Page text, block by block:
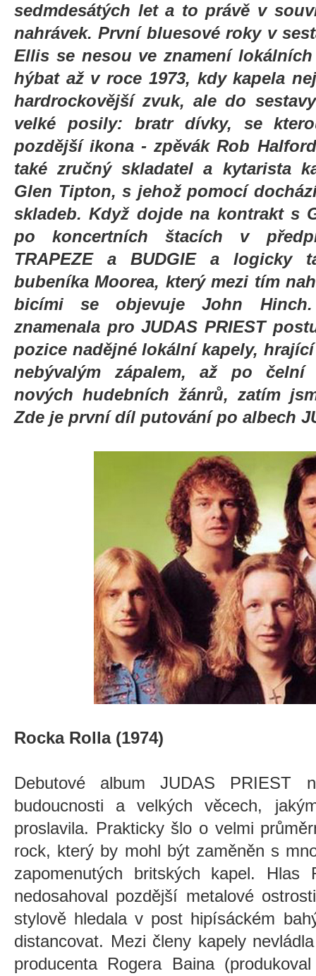
sedmdesátých let a to právě v
nahrávek. První bluesové roky v
Ellis se nesou ve znamení
hýbat až v roce 1973, kdy kapela
hardrockovější zvuk, ale do
velké posily: bratr dívky, se
pozdější ikona - zpěvák Rob
také zručný skladatel a kytarista
Glen Tipton, s jehož pomocí
skladeb. Když dojde na kontrakt s
po koncertních štacích v
TRAPEZE a BUDGIE a logicky
bubeníka Moorea, který mezi tím
bicími se objevuje John
znamenala pro JUDAS PRIEST
pozice nadějné lokální kapely,
nebývalým zápalem, až po čelní
nových hudebních žánrů, zatím
Zde je první díl putování po albech
Rocka Rolla (1974)
Debutové album JUDAS PRIEST
budoucnosti a velkých věcech,
proslavila. Prakticky šlo o velmi
rock, který by mohl být zaměněn s
zapomenutých britských kapel. Hlas
nedosahoval pozdější metalové
stylově hledala v post hipísáckém
distancovat. Mezi členy kapely
producenta Rogera Baina